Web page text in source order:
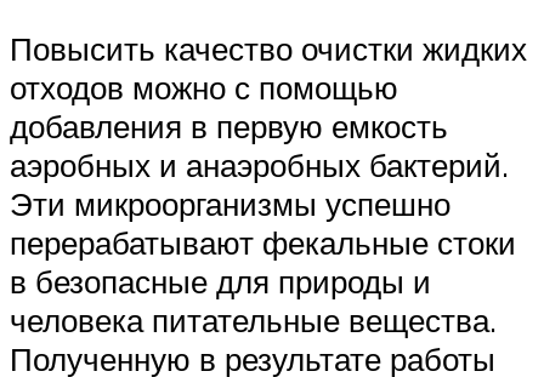
Повысить качество очистки жидких
отходов можно с помощью
добавления в первую емкость
аэробных и анаэробных бактерий.
Эти микроорганизмы успешно
перерабатывают фекальные стоки
в безопасные для природы и
человека питательные вещества.
Полученную в результате работы